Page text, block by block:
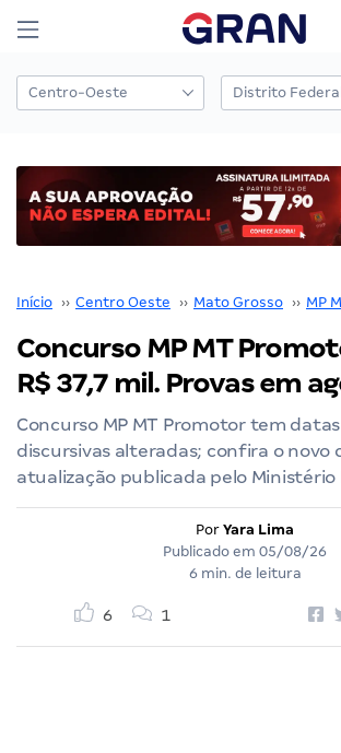
Início ›› Centro Oeste ›› Mato Grosso ›› MP
Concurso MP MT
R$ 37,7 mil. Provas em
Concurso MP MT Promotor tem
discursivas alteradas; confira o novo
atualização publicada pelo Ministério
Por Yara Lima
Publicado em 05/08/26
6 min. de leitura
6 1